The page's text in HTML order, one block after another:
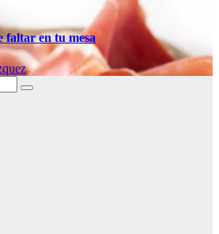
faltar en tu mesa